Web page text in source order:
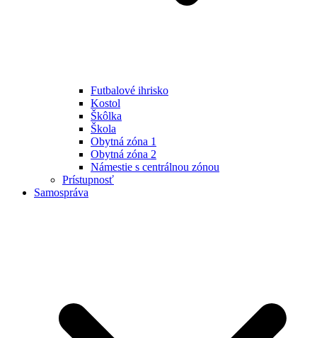
Futbalové ihrisko
Kostol
Škôlka
Škola
Obytná zóna 1
Obytná zóna 2
Námestie s centrálnou zónou
Prístupnosť
Samospráva